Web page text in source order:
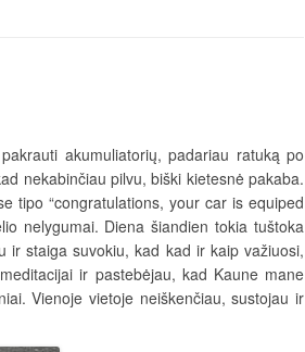
akumuliatorių, padariau ratuką po
nekabinčiau pilvu, biški kietesnė pakaba.
tipo “congratulations, your car is equiped
nelygumai. Diena šiandien tokia tuštoka
ir staiga suvokiu, kad kad ir kaip važiuosi,
ir pastebėjau, kad Kaune mane
Vienoje vietoje neiškenčiau, sustojau ir